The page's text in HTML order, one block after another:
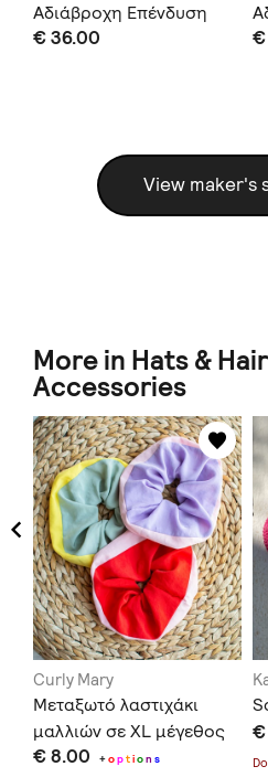
Αδιάβροχη Επένδυση
€ 36.00 €
View maker's
More in Hats & Hair
Accessories
Curly Mary
Μεταξωτό λαστιχάκι
μαλλιών σε ΧL μέγεθος
(3 χρώματα)
€ 8.00 +option s
€